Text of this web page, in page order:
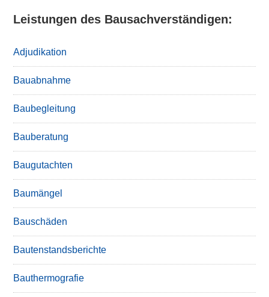
Leistungen des Bausachverständigen:
Adjudikation
Bauabnahme
Baubegleitung
Bauberatung
Baugutachten
Baumängel
Bauschäden
Bautenstandsberichte
Bauthermografie